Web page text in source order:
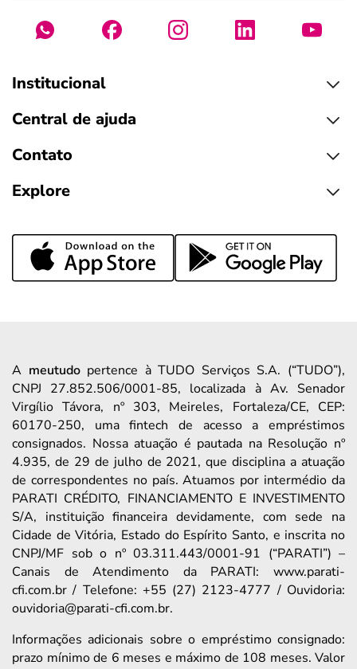
Institucional
Central de ajuda
Contato
Explore
A meutudopertence à TUDO Serviços S.A. (“TUDO”),
CNPJ 27.852.506/0001-85, localizada à Av. Senador
Virgílio Távora, nº 303, Meireles, Fortaleza/CE, CEP:
60170-250, uma fintech de acesso a empréstimos
consignados. Nossa atuação é pautada na Resolução nº
4.935, de 29 de julho de 2021, que disciplina a atuação
de correspondentes no país. Atuamos por intermédio da
PARATI CRÉDITO, FINANCIAMENTO E INVESTIMENTO
S/A, instituição financeira devidamente, com sede na
Cidade de Vitória, Estado do Espírito Santo, e inscrita no
CNPJ/MF sob o nº 03.311.443/0001-91 (“PARATI”) –
Canais de Atendimento da PARATI: www.parati-
cfi.com.br / Telefone: +55 (27) 2123-4777 / Ouvidoria:
ouvidoria@parati-cfi.com.br.
Informações adicionais sobre o empréstimo consignado:
prazo mínimo de 6 meses e máximo de 108 meses. Valor